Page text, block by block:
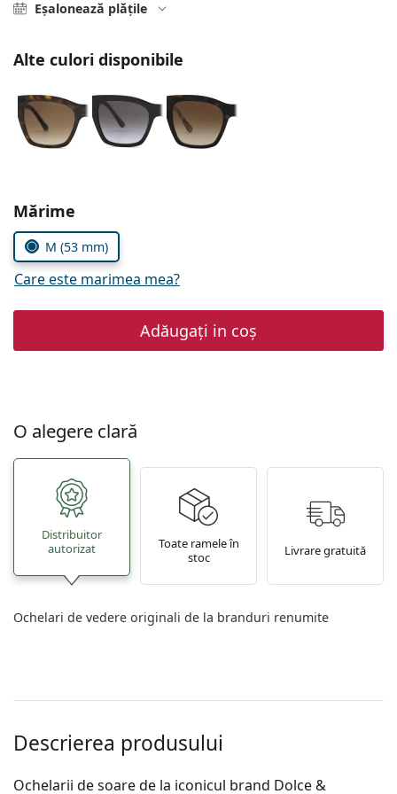
Toate mărcile
Toate soluțiile
Eșalonează plățile
Alte culori disponibile
Alegeți parametrii
Mărime
M (53 mm)
Care este marimea mea?
Adăugați in coș
O alegere clară
Distribuitor
autorizat
Toate ramele în
stoc
Livrare gratuită
Ochelari de vedere originali de la branduri renumite
Descrierea produsului
Ochelarii de soare de la iconicul brand Dolce &